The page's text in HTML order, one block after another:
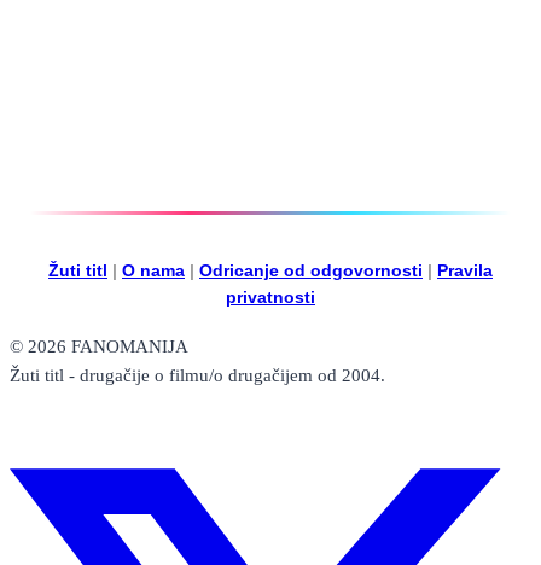
Žuti titl | O nama | Odricanje od odgovornosti | Pravila
privatnosti
© 2026 FANOMANIJA
Žuti titl - drugačije o filmu/o drugačijem od 2004.